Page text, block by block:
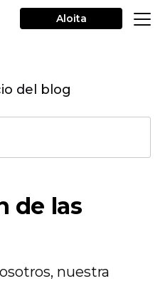
Aloita
del blog
de las
nuestra